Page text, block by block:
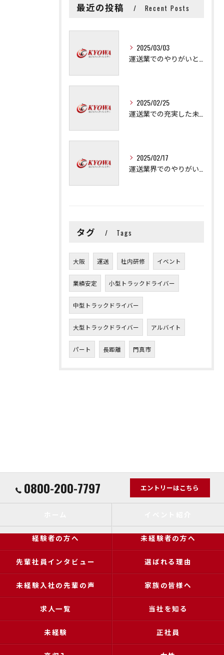
最近の投稿 Recent Posts
2025/03/03
2025/02/25
2025/02/17
タグ Tags
大阪 運送 社内研修 イベント
業績安定 小型トラックドライバー
中型トラックドライバー
大型トラックドライバー アルバイト
パート 長距離 門真市
0800-200-7797 エントリーはこちら
経験者の方へ 未経験者の方へ
先輩社員インタビュー 選ばれる理由
未経験入社の先輩の声 家族の皆様へ
求人一覧 当社を知る
未経験 正社員